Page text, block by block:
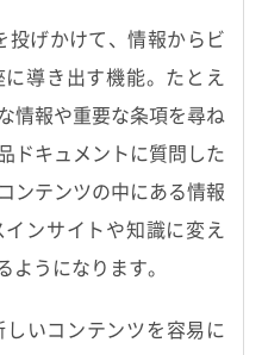
げかけて、情報からビ
導き出す機能。たとえ
情報や重要な条項を尋ね
ドキュメントに質問した
ンテンツの中にある情報
ンサイトや知識に変え
ようになります。
いコンテンツを容易に